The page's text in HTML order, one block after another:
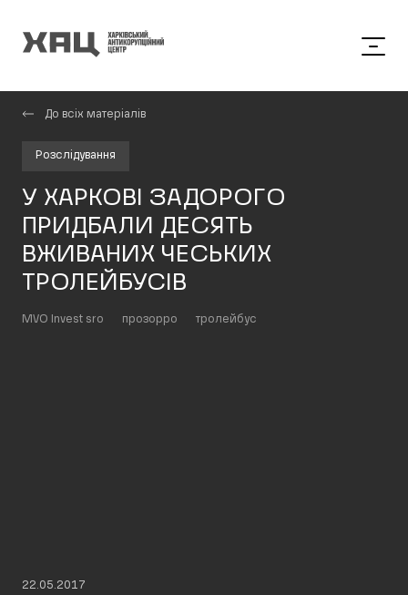
До всіх матеріалів
Розслідування
У ХАРКОВІ ЗАДОРОГО
ПРИДБАЛИ ДЕСЯТЬ
ВЖИВАНИХ ЧЕСЬКИХ
ТРОЛЕЙБУСІВ
MVO Invest sro прозорро тролейбус
22.05.2017